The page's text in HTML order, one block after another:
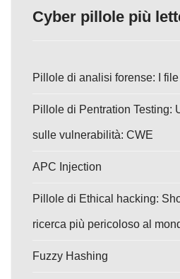
Cyber pillole più
Pillole di analisi forense: I
Pillole di Pentration Testing:
sulle vulnerabilità: CWE
APC Injection
Pillole di Ethical hacking:
ricerca più pericoloso al
Fuzzy Hashing